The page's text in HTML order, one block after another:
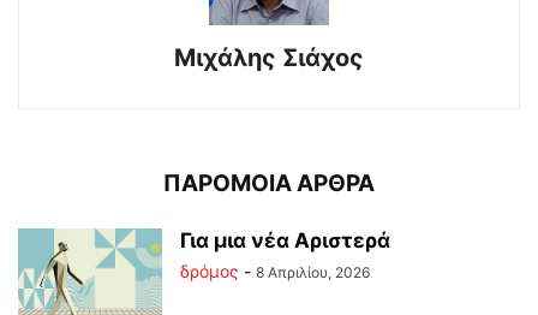
Μιχάλης Σιάχος
ΠΑΡΟΜΟΙΑ ΑΡΘΡΑ
Για μια νέα Αριστερά
δρόμος - 8 Απριλίου, 2026